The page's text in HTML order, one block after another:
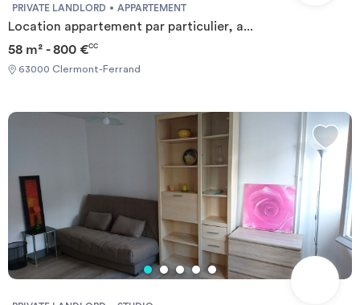
PRIVATE LANDLORD APPARTEMENT
Location appartement par particulier, a...
58 m² - 800 €CC
63000 Clermont-Ferrand